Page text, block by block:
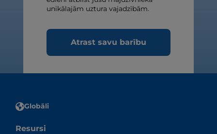
unikālajām uztura vajadzībām.
Atrast savu barību
Globāli
Resursi